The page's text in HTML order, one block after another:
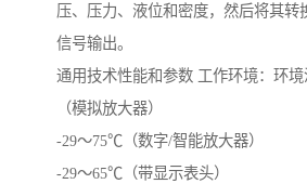
压、压力、液位和密度，然后将其转
信号输出。
通用技术性能和参数 工作环境：环
（模拟放大器）
-29～75℃（数字/智能放大器）
-29～65℃（带显示表头）